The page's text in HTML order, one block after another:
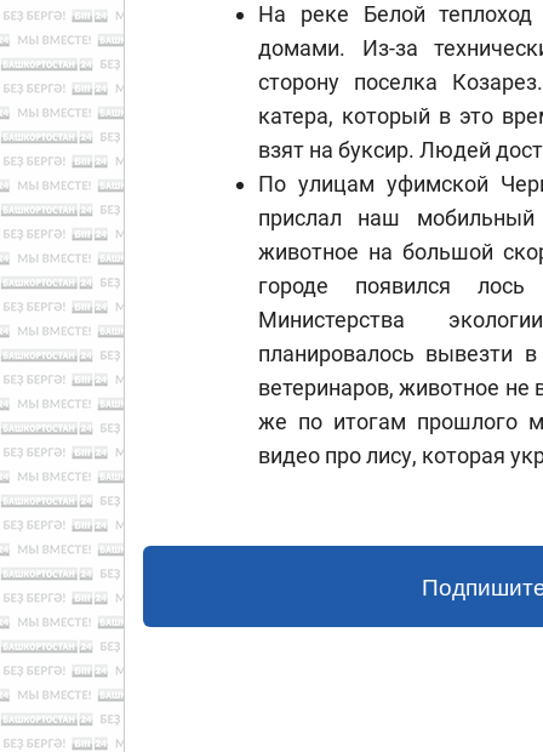
На реке Белой
домами. Из-за
сторону поселка
катера, который в это
взят на буксир. Людей
По улицам уфимской
прислал наш
животное на большой
городе появился лось
Министерства
планировалось вывезти
ветеринаров, животное не
же по итогам прошлого
видео про лису, которая